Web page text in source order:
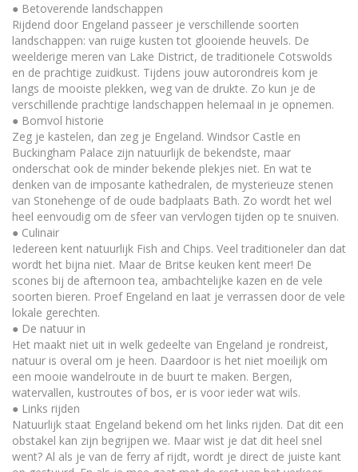
● Betoverende landschappen
Rijdend door Engeland passeer je verschillende soorten
landschappen: van ruige kusten tot glooiende heuvels. De
weelderige meren van Lake District, de traditionele Cotswolds
en de prachtige zuidkust. Tijdens jouw autorondreis kom je
langs de mooiste plekken, weg van de drukte. Zo kun je de
verschillende prachtige landschappen helemaal in je opnemen.
● Bomvol historie
Zeg je kastelen, dan zeg je Engeland. Windsor Castle en
Buckingham Palace zijn natuurlijk de bekendste, maar
onderschat ook de minder bekende plekjes niet. En wat te
denken van de imposante kathedralen, de mysterieuze stenen
van Stonehenge of de oude badplaats Bath. Zo wordt het wel
heel eenvoudig om de sfeer van vervlogen tijden op te snuiven.
● Culinair
Iedereen kent natuurlijk Fish and Chips. Veel traditioneler dan dat
wordt het bijna niet. Maar de Britse keuken kent meer! De
scones bij de afternoon tea, ambachtelijke kazen en de vele
soorten bieren. Proef Engeland en laat je verrassen door de vele
lokale gerechten.
● De natuur in
Het maakt niet uit in welk gedeelte van Engeland je rondreist,
natuur is overal om je heen. Daardoor is het niet moeilijk om
een mooie wandelroute in de buurt te maken. Bergen,
watervallen, kustroutes of bos, er is voor ieder wat wils.
● Links rijden
Natuurlijk staat Engeland bekend om het links rijden. Dat dit een
obstakel kan zijn begrijpen we. Maar wist je dat dit heel snel
went? Al als je van de ferry af rijdt, wordt je direct de juiste kant